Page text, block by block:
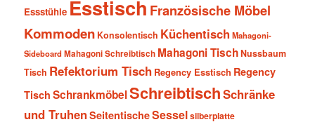
Essstühle Esstisch Französische Möbel
Kommoden Konsolentisch Küchentisch Mahagoni-
SideboardMahagoni Schreibtisch Mahagoni TischNussbaum
Tisch Refektorium Tisch Regency Esstisch Regency
Tisch SchrankmöbelSchreibtischSchränke
und TruhenSeitentischeSesselsilberplatte